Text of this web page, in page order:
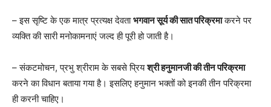
– इस सृष्टि के एक मात्र प्रत्यक्ष देवताभगवान सूर्य की सात परिक्रमाकरने पर
व्यक्ति की सारी मनोकामनाएं जल्द ही पूरी हो जाती है।
– संकटमोचन, प्रभु श्रीराम के सबसे प्रियश्री हनुमानजी की तीन परिक्रमा
करने का विधान बताया गया है। इसलिए हनुमान भक्तों को इनकी तीन परिक्रमा
ही करनी चाहिए।